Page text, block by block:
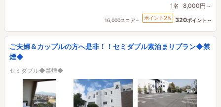
1名 8,000円～
16,000スコア～ ポイント 2% 320ポイント～
ご夫婦＆カップルの方へ是非！！セミダブル素泊まりプラン◆禁
煙◆
セミダブル◆禁煙◆